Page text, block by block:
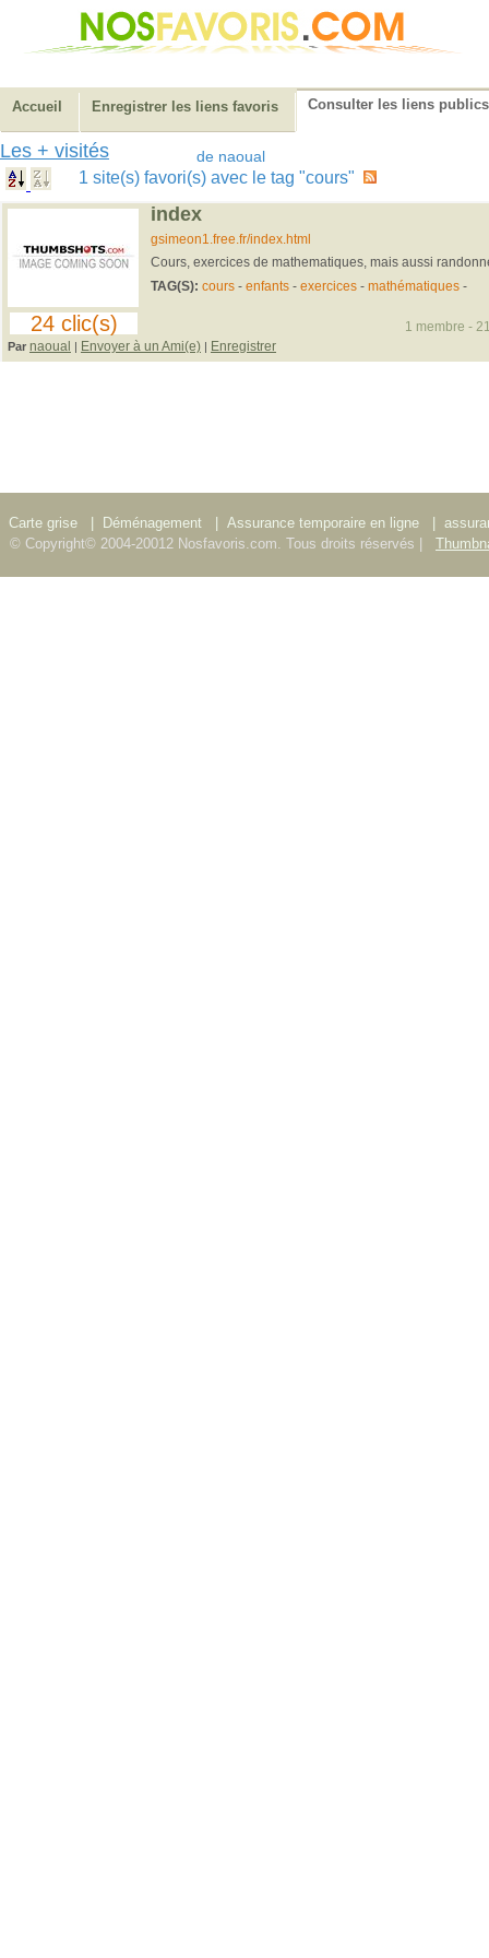
Accueil Enregistrer les liens favoris Consulter les liens publics
Les + visités de naoual
1 site(s) favori(s) avec le tag "cours"
24 clic(s)
index
gsimeon1.free.fr/index.html
Cours, exercices de mathematiques, mais aussi
TAG(S): cours- enfants- exercices- mathématiques-
Par naoual | Envoyer à un Ami(e) | Enregistrer
1 membre -
Carte grise Déménagement Assurance temporaire en ligne
© Copyright© 2004-20012 Nosfavoris.com. Tous droits réservés |